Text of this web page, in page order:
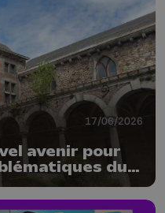
17/06/2026
avenir pour
du